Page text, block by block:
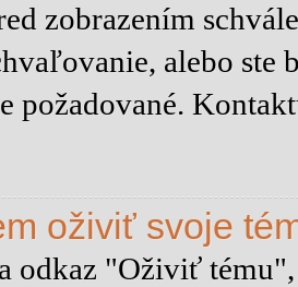
zobrazením
alebo
požadované.
oživiť svoje
odkaz "Oživiť